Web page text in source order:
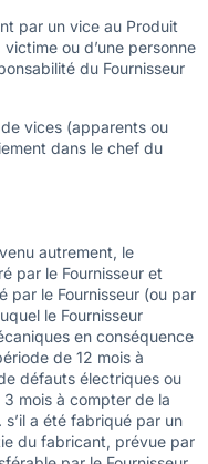
par un vice au Produit
ou d’une personne
du Fournisseur
vices (apparents ou
dans le chef du
autrement, le
par le Fournisseur et
par le Fournisseur (ou par
le Fournisseur
en conséquence
de 12 mois à
défauts électriques ou
mois à compter de la
s’il a été fabriqué par un
du fabricant, prévue par